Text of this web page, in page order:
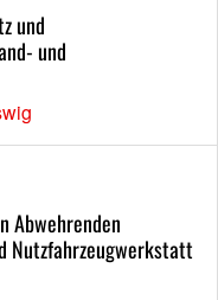
und
und
Abwehrenden
Nutzfahrzeugwerkstatt